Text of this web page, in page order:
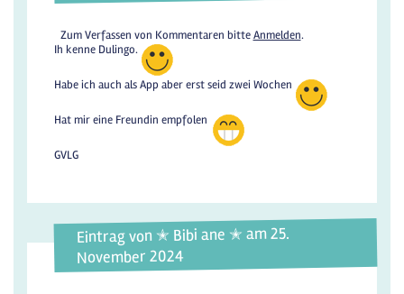
Zum Verfassen von Kommentaren bitteAnmelden.
Ih kenne Dulingo.
Habe ich auch als App aber erst seid zwei Wochen
Hat mir eine Freundin empfolen
GVLG
Eintrag von ✭ Bibi ane ✭ am 25.
November 2024